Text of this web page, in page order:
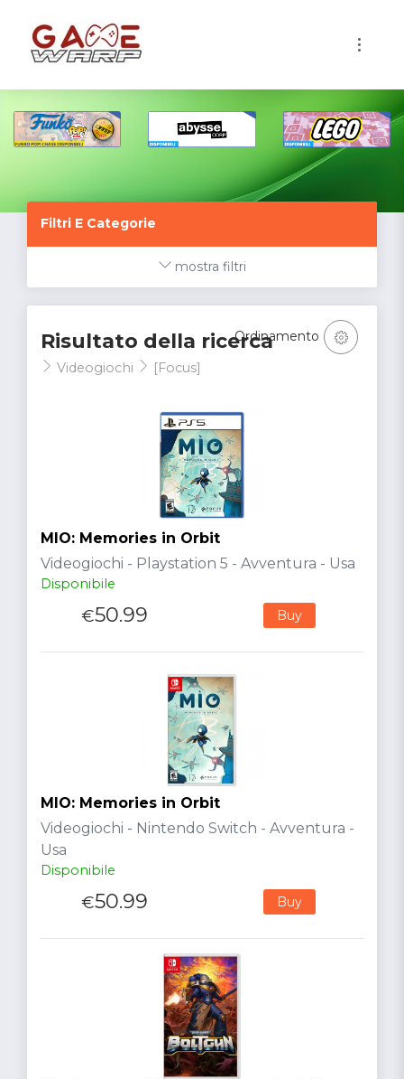
Filtri E Categorie
mostra filtri
Risultato della ricerca
Videogiochi [Focus]
Ordinamento
MIO: Memories in Orbit
Videogiochi - Playstation 5 - Avventura - Usa
Disponibile
€50.99 Buy
MIO: Memories in Orbit
Videogiochi - Nintendo Switch - Avventura -
Usa
Disponibile
€50.99 Buy